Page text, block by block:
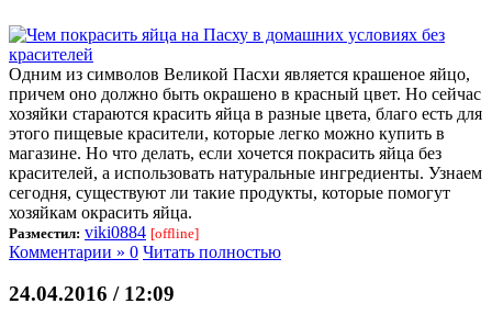
Одним из символов Великой Пасхи является крашеное яйцо,
причем оно должно быть окрашено в красный цвет. Но сейчас
хозяйки стараются красить яйца в разные цвета, благо есть для
этого пищевые красители, которые легко можно купить в
магазине. Но что делать, если хочется покрасить яйца без
красителей, а использовать натуральные ингредиенты. Узнаем
сегодня, существуют ли такие продукты, которые помогут
хозяйкам окрасить яйца.
Разместил: viki0884 [offline]
Комментарии » 0 Читать полностью
24.04.2016 / 12:09